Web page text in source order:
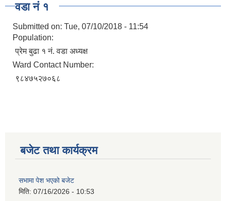
वडा नं १
Submitted on: Tue, 07/10/2018 - 11:54
Population:
प्रेम बुढा १ नं. वडा अध्यक्ष
Ward Contact Number:
९८४७५२७०६८
बजेट तथा कार्यक्रम
सभामा पेश भएको बजेट
मिति: 07/16/2026 - 10:53